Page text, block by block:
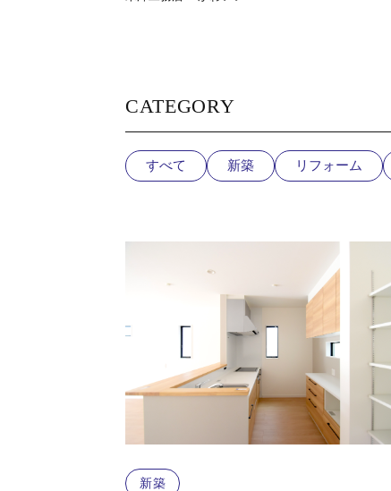
CATEGORY
すべて 新築 リフォーム
新築